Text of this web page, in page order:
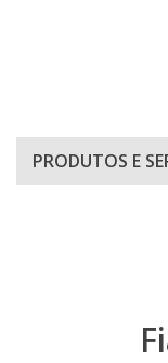
PRODUTOS E